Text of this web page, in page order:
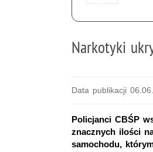
Narkotyki
Data publikacji
Policjanci CBŚP
znacznych ilości
samochodu,